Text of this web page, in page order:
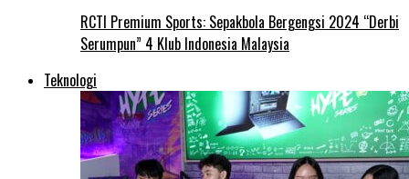
RCTI Premium Sports: Sepakbola Bergengsi 2024 “Derbi
Serumpun” 4 Klub Indonesia Malaysia
Teknologi